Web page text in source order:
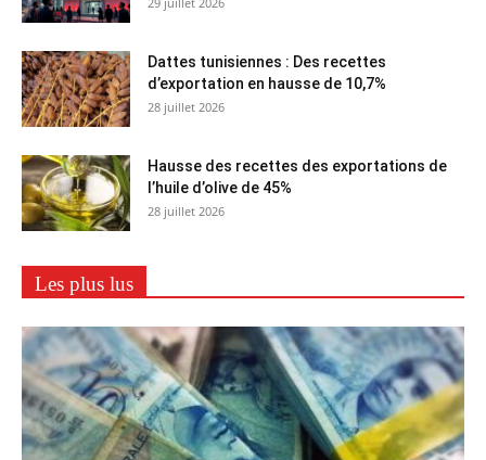
Dattes tunisiennes : Des recettes
d’exportation en hausse de 10,7%
28 juillet 2026
Hausse des recettes des exportations de
l’huile d’olive de 45%
28 juillet 2026
Les plus lus